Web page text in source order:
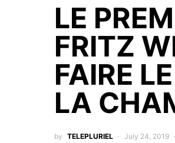
LE
FRITZ
FAIRE
LA
by TELEPLURIEL July 24, 2019